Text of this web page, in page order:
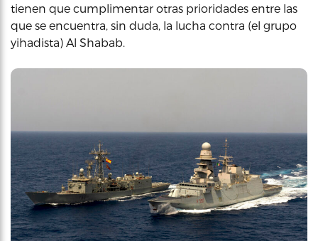
tienen que cumplimentar otras prioridades entre las
que se encuentra, sin duda, la lucha contra (el grupo
yihadista) Al Shabab.